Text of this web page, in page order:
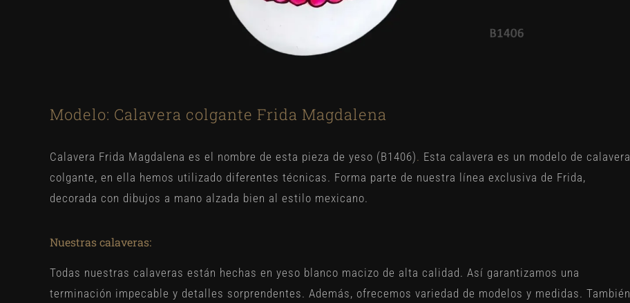
Modelo: Calavera colgante Frida Magdalena
Calavera Frida Magdalena es el nombre de esta pieza de yeso (B1406). Esta calavera es un modelo de calavera
colgante, en ella hemos utilizado diferentes técnicas. Forma parte de nuestra línea exclusiva de Frida,
decorada con dibujos a mano alzada bien al estilo mexicano.
Nuestras calaveras:
Todas nuestras calaveras están hechas en yeso blanco macizo de alta calidad. Así garantizamos una
terminación impecable y detalles sorprendentes. Además, ofrecemos variedad de modelos y medidas. También